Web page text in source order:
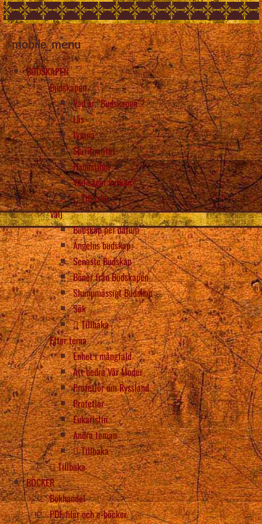
mobile_menu
BUDSKAPEN
Budskapen
Vad är “Budskapen”?
Läs
Lyssna
Spiritualitet
Handstilen
Vad säger kyrkan?
Tillbaka
Välj
Budskap per datum
Ängelns budskap
Senaste Budskap
Böner från Budskapen
Slumpmässigt Budskap
Sök
Tillbaka
Efter tema
Enhet i mångfald
Att hedra Vår Moder
Profetior om Ryssland
Profetior
Eukaristin
Andra teman
Tillbaka
Tillbaka
BÖCKER
Bokhandel
PDF-filer och e-böcker